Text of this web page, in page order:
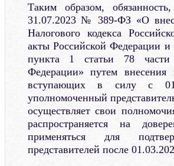
Таким образом,
31.07.2023 № 389-ФЗ «О
Налогового кодекса
акты Российской Федерации и
пункта 1 статьи 78 части
Федерации» путем
вступающих в силу с
уполномоченный
осуществляет свои
распространяется на
применяться для
представителей после